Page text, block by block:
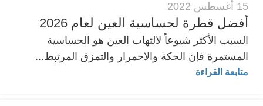
15 أغسطس 2022
أفضل قطرة لحساسية العين لعام 2026
السبب الأكثر شيوعاً لالتهاب العين هو الحساسية
المستمرة فإن الحكة والاحمرار والتمزق المرتبط...
متابعة القراءة